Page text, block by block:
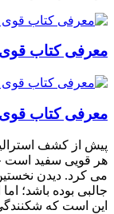
معرفی کتاب قوی
معرفی کتاب قوی
پیش از کشف
هر قویى سفید است
می کرد. دیدن
جالبى بوده باشد؛
این است که